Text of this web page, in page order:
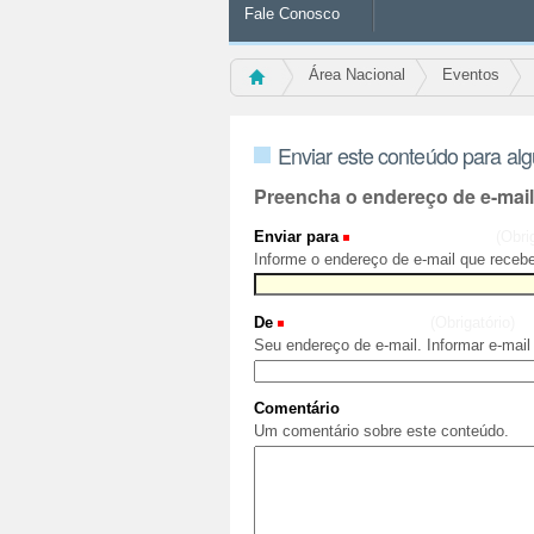
Fale Conosco
Área Nacional Eventos
Enviar este conteúdo para
Preencha o endereço de e-
Enviar para
Informe o endereço de e-mail que
De
Seu endereço de e-mail. Informar e-
Comentário
Um comentário sobre este conteúdo.